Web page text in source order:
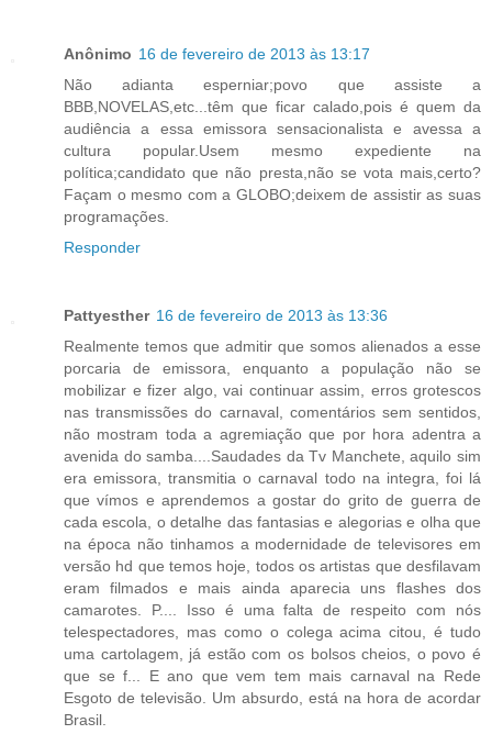
Anônimo 16 de fevereiro de 2013 às 13:17
Não adianta esperniar;povo que assiste a
BBB,NOVELAS,etc...têm que ficar calado,pois é quem da
audiência a essa emissora sensacionalista e avessa a
cultura popular.Usem mesmo expediente na
política;candidato que não presta,não se vota mais,certo?
Façam o mesmo com a GLOBO;deixem de assistir as suas
programações.
Responder
Pattyesther 16 de fevereiro de 2013 às 13:36
Realmente temos que admitir que somos alienados a esse
porcaria de emissora, enquanto a população não se
mobilizar e fizer algo, vai continuar assim, erros grotescos
nas transmissões do carnaval, comentários sem sentidos,
não mostram toda a agremiação que por hora adentra a
avenida do samba....Saudades da Tv Manchete, aquilo sim
era emissora, transmitia o carnaval todo na integra, foi lá
que vímos e aprendemos a gostar do grito de guerra de
cada escola, o detalhe das fantasias e alegorias e olha que
na época não tinhamos a modernidade de televisores em
versão hd que temos hoje, todos os artistas que desfilavam
eram filmados e mais ainda aparecia uns flashes dos
camarotes. P.... Isso é uma falta de respeito com nós
telespectadores, mas como o colega acima citou, é tudo
uma cartolagem, já estão com os bolsos cheios, o povo é
que se f... E ano que vem tem mais carnaval na Rede
Esgoto de televisão. Um absurdo, está na hora de acordar
Brasil.